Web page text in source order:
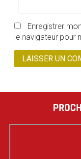
Enregistrer
le navigateur pour